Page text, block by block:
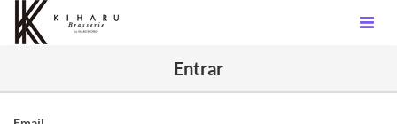
Entrar